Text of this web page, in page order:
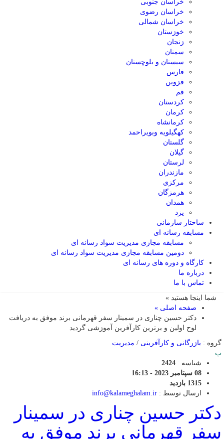
خراسان جنوبی
خراسان رضوی
خراسان شمالی
خوزستان
زنجان
سمنان
سیستان و بلوچستان
فارس
قزوین
قم
کردستان
کرمان
کرمانشاه
کهگیلویه وبویراحمد
گلستان
گیلان
لرستان
مازندران
مرکزی
هرمزگان
همدان
یزد
ساختار سازمانی
مسابقه رسانه ای
مسابقه مجازی مدیریت سواد رسانه ای
دومین مسابقه مجازی مدیریت سواد رسانه ای
کارگاه و دوره های رسانه ای
درباره ما
تماس با ما
شما اینجا هستید »
صفحه اصلی »
دکتر حسین چناری در سمینار سفر قهرمانی برند موفق به دریافت
لوح اولین و برترین کارآفرین آموزشی گردید
گروه : بازرگانی و کارآفرینی / مدیریت
پ
شناسه : 2424
08 سپتامبر 2023 - 16:13
1315 بازدید
ارسال توسط : info@kalameghalam.ir
دکتر حسین چناری در سمینار
سفر قهرمانی برند موفق به